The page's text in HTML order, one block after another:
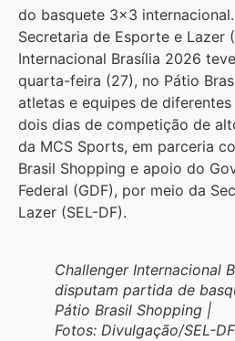
do basquete 3×3
Secretaria de Esporte e Lazer
Internacional Brasília 2026
quarta-feira (27), no Pátio
atletas e equipes de
dois dias de competição de
da MCS Sports, em parceria
Brasil Shopping e apoio do
Federal (GDF), por meio da
Lazer (SEL-DF).
Challenger Internacional
disputam partida de
Pátio Brasil Shopping |
Fotos: Divulgação/SEL-DF